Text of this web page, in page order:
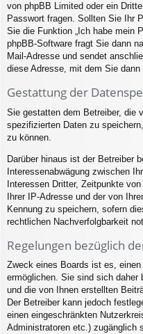
von phpBB Limited oder ein
Passwort fragen. Sollten Sie Ihr
Sie die Funktion „Ich habe mein
phpBB-Software fragt Sie dann
Mail-Adresse und sendet
diese Adresse, mit dem Sie
Gestattung der
Sie gestatten dem Betreiber, die
spezifizierten Daten zu
zu können.
Darüber hinaus ist der Betreiber
Interessenabwägung zwischen
Interessen Dritter, Zeitpunkte
Ihrer IP-Adresse und der von
Kennung zu speichern, sofern
rechtlichen Nachverfolgbarkeit
Regelungen bezüglich
Zweck eines Boards ist es,
ermöglichen. Sie sind sich
und die von Ihnen erstellten
Der Betreiber kann jedoch
einen eingeschränkten
Administratoren etc.) zugänglich